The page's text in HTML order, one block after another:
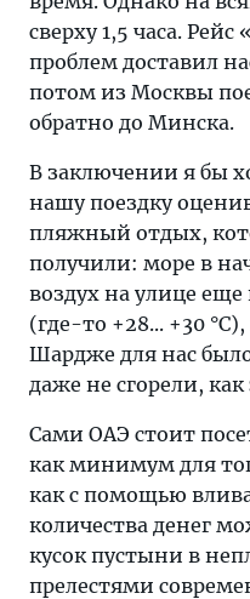
сверху 1,5 часа.
проблем доставил
потом из Москвы
обратно до Минска.
В заключении я бы
нашу поездку
пляжный отдых,
получили: море в
воздух на улице
(где-то +28... +30
Шардже для нас
даже не сгорели,
Сами ОАЭ стоит
как минимум для
как с помощью
количества денег
кусок пустыни в
прелестями